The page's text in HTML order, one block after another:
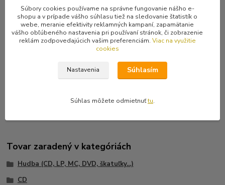
death metal z Čiech. Veľmi originálne, plus sample. Na dobu keď
to vyšlo naozaj prevratné a nadčasové dielo!
Tracklist
2 The Orphan And The Demimondaine 7:49
5 Black Ring Theatre 6:29
Tovar zaradený v kategóriách
Hudba (CD, LP, MC, DVD, škatuľky...)
CD
Súbory cookies používame na správne fungovanie nášho e-
shopu a v prípade vášho súhlasu tiež na sledovanie štatistík o
webe, meranie efektivity reklamných kampaní, zapamätanie
vášho obľúbeného nastavenia pri používaní stránok, či zobrazenie
reklám zodpovedajúcich vašim preferenciám. Viac na využitie
cookies
Nastavenia Súhlasím
Súhlas môžete odmietnuťtu.